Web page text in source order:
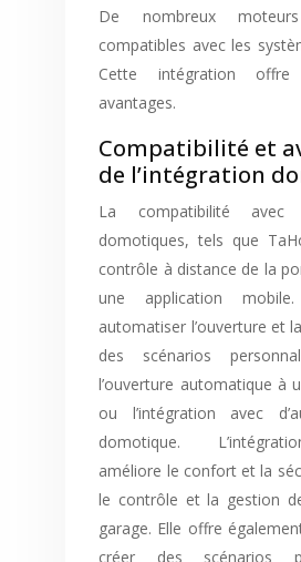
De nombreux
compatibles avec les
Cette intégration
avantages.
Compatibilité et
de l’intégration
La compatibilité avec
domotiques, tels que
contrôle à distance de la
une application
automatiser l’ouverture et
des scénarios
l’ouverture automatique à
ou l’intégration avec
domotique.
améliore le confort et la
le contrôle et la gestion
garage. Elle offre
créer des scénarios